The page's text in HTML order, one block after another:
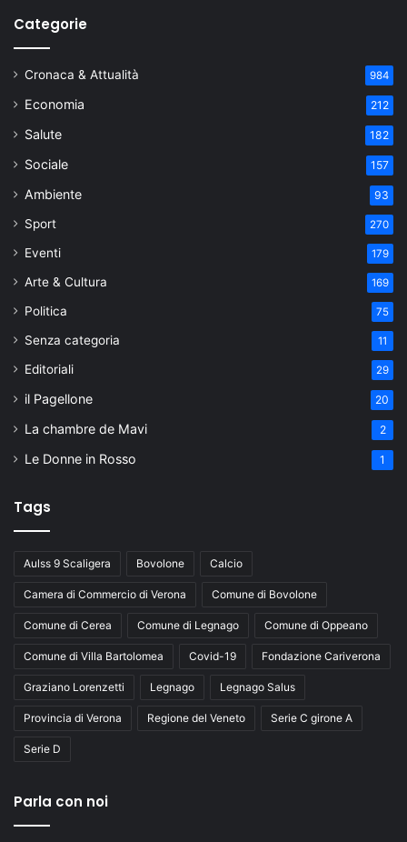
Categorie
Cronaca & Attualità 984
Economia 212
Salute 182
Sociale 157
Ambiente 93
Sport 270
Eventi 179
Arte & Cultura 169
Politica 75
Senza categoria 11
Editoriali 29
il Pagellone 20
La chambre de Mavi 2
Le Donne in Rosso 1
Tags
Aulss 9 Scaligera Bovolone Calcio
Camera di Commercio di Verona Comune di Bovolone
Comune di Cerea Comune di Legnago Comune di Oppeano
Comune di Villa Bartolomea Covid-19 Fondazione Cariverona
Graziano Lorenzetti Legnago Legnago Salus
Provincia di Verona Regione del Veneto Serie C girone A
Serie D
Parla con noi